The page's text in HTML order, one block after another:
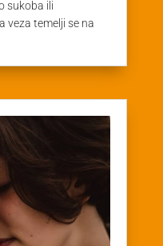
sukoba ili
veza temelji se na